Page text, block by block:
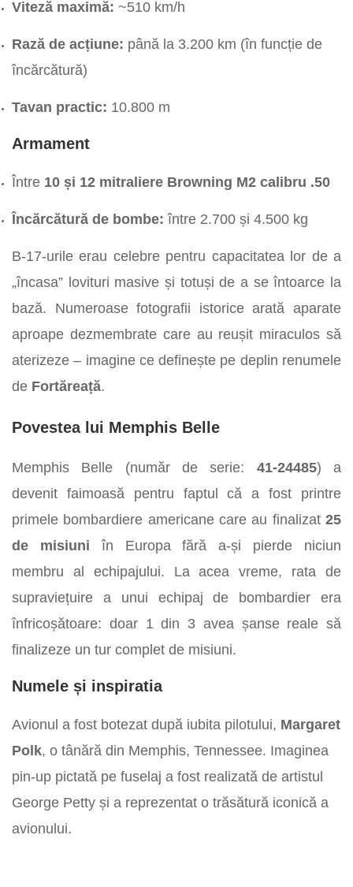
Viteză maximă: ~510 km/h
Rază de acțiune: până la 3.200 km (în funcție de
încărcătură)
Tavan practic: 10.800 m
Armament
Între 10 și 12 mitraliere Browning M2 calibru .50
Încărcătură de bombe: între 2.700 și 4.500 kg
B-17-urile erau celebre pentru capacitatea lor de a
„încasa” lovituri masive și totuși de a se întoarce la
bază. Numeroase fotografii istorice arată aparate
aproape dezmembrate care au reușit miraculos să
aterizeze – imagine ce definește pe deplin renumele
de Fortăreață.
Povestea lui Memphis Belle
Memphis Belle (număr de serie: 41-24485) a
devenit faimoasă pentru faptul că a fost printre
primele bombardiere americane care au finalizat 25
de misiuni în Europa fără a-și pierde niciun
membru al echipajului. La acea vreme, rata de
supraviețuire a unui echipaj de bombardier era
înfricoșătoare: doar 1 din 3 avea șanse reale să
finalizeze un tur complet de misiuni.
Numele și inspiratia
Avionul a fost botezat după iubita pilotului, Margaret
Polk, o tânără din Memphis, Tennessee. Imaginea
pin-up pictată pe fuselaj a fost realizată de artistul
George Petty și a reprezentat o trăsătură iconică a
avionului.